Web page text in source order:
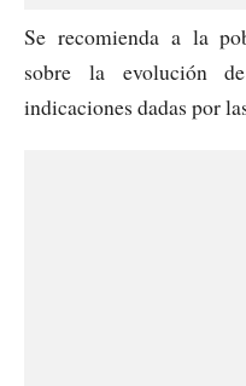
Se recomienda a la
sobre la evolución
indicaciones dadas por